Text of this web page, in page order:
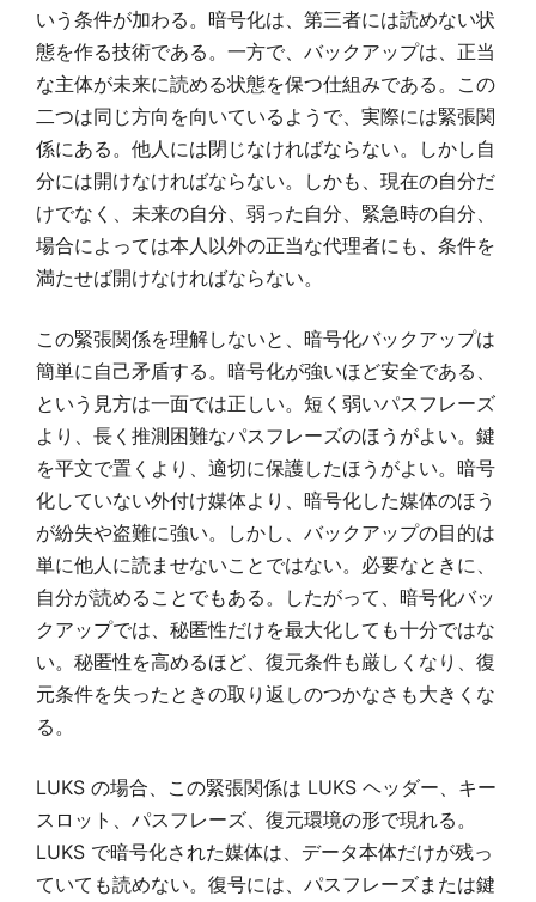
いう条件が加わる。暗号化は、第三者には読めない状
態を作る技術である。一方で、バックアップは、正当
な主体が未来に読める状態を保つ仕組みである。この
二つは同じ方向を向いているようで、実際には緊張関
係にある。他人には閉じなければならない。しかし自
分には開けなければならない。しかも、現在の自分だ
けでなく、未来の自分、弱った自分、緊急時の自分、
場合によっては本人以外の正当な代理者にも、条件を
満たせば開けなければならない。
この緊張関係を理解しないと、暗号化バックアップは
簡単に自己矛盾する。暗号化が強いほど安全である、
という見方は一面では正しい。短く弱いパスフレーズ
より、長く推測困難なパスフレーズのほうがよい。鍵
を平文で置くより、適切に保護したほうがよい。暗号
化していない外付け媒体より、暗号化した媒体のほう
が紛失や盗難に強い。しかし、バックアップの目的は
単に他人に読ませないことではない。必要なときに、
自分が読めることでもある。したがって、暗号化バッ
クアップでは、秘匿性だけを最大化しても十分ではな
い。秘匿性を高めるほど、復元条件も厳しくなり、復
元条件を失ったときの取り返しのつかなさも大きくな
る。
LUKS の場合、この緊張関係は LUKS ヘッダー、キー
スロット、パスフレーズ、復元環境の形で現れる。
LUKS で暗号化された媒体は、データ本体だけが残っ
ていても読めない。復号には、パスフレーズまたは鍵